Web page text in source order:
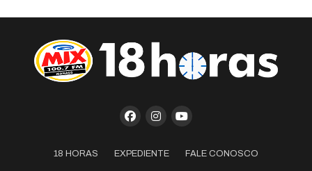
18 HORAS EXPEDIENTE FALE CONOSCO